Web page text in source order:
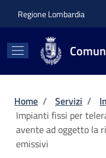
Regione Lombardia
Briciole di
Home / Servizi /
Impianti fissi per
avente ad oggetto la
emissivi